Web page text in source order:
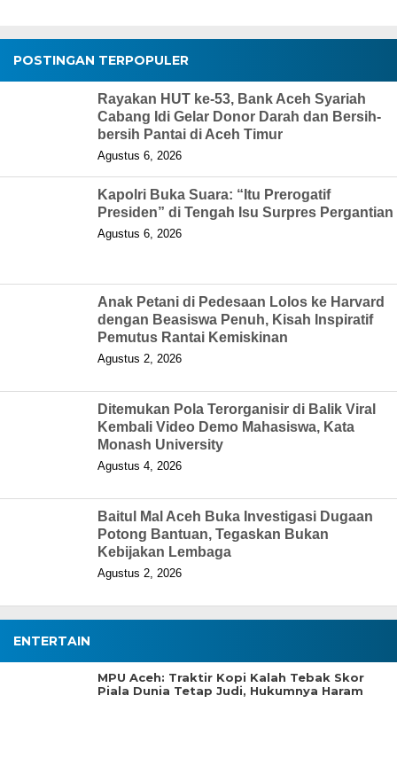
POSTINGAN TERPOPULER
Rayakan HUT ke-53, Bank Aceh Syariah
Cabang Idi Gelar Donor Darah dan Bersih-
bersih Pantai di Aceh Timur
Agustus 6, 2026
Kapolri Buka Suara: “Itu Prerogatif
Presiden” di Tengah Isu Surpres Pergantian
Agustus 6, 2026
Anak Petani di Pedesaan Lolos ke Harvard
dengan Beasiswa Penuh, Kisah Inspiratif
Pemutus Rantai Kemiskinan
Agustus 2, 2026
Ditemukan Pola Terorganisir di Balik Viral
Kembali Video Demo Mahasiswa, Kata
Monash University
Agustus 4, 2026
Baitul Mal Aceh Buka Investigasi Dugaan
Potong Bantuan, Tegaskan Bukan
Kebijakan Lembaga
Agustus 2, 2026
ENTERTAIN
MPU Aceh: Traktir Kopi Kalah Tebak Skor
Piala Dunia Tetap Judi, Hukumnya Haram